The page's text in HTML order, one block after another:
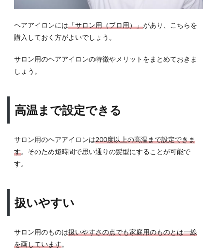
ヘアアイロンには「サロン用（プロ用）」があり、こちらを
購入しておく方がよいでしょう。
サロン用のヘアアイロンの特徴やメリットをまとめておきま
しょう。
高温まで設定できる
サロン用のヘアアイロンは200度以上の高温まで設定できま
す。そのため短時間で思い通りの髪型にすることが可能で
す。
扱いやすい
サロン用のものは扱いやすさの点でも家庭用のものとは一線
を画しています。